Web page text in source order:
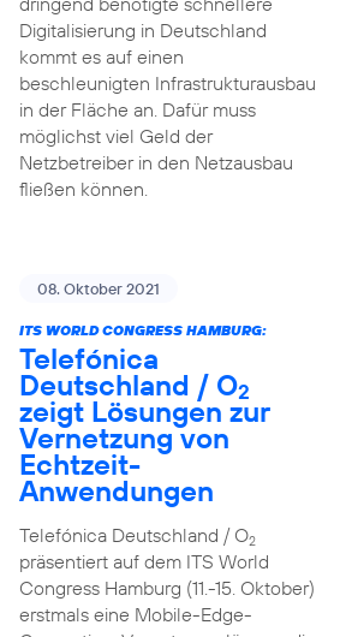
Digitalisierung in Deutschland
kommt es auf einen
beschleunigten Infrastrukturausbau
in der Fläche an. Dafür muss
möglichst viel Geld der
Netzbetreiber in den Netzausbau
fließen können.
08. Oktober 2021
ITS WORLD CONGRESS HAMBURG:
Telefónica
Deutschland / O2
zeigt Lösungen zur
Vernetzung von
Echtzeit-
Anwendungen
Telefónica Deutschland / O2
präsentiert auf dem ITS World
Congress Hamburg (11.-15. Oktober)
erstmals eine Mobile-Edge-